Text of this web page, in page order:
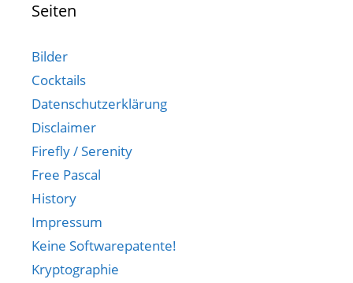
Seiten
Bilder
Cocktails
Datenschutzerklärung
Disclaimer
Firefly / Serenity
Free Pascal
History
Impressum
Keine Softwarepatente!
Kryptographie